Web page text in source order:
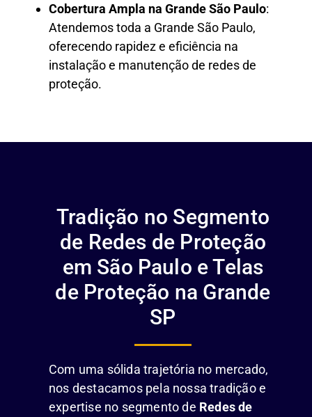
Cobertura Ampla na Grande São Paulo:
Atendemos toda a Grande São Paulo,
oferecendo rapidez e eficiência na
instalação e manutenção de redes de
proteção.
Tradição no Segmento
de Redes de Proteção
em São Paulo e Telas
de Proteção na Grande
SP
Com uma sólida trajetória no mercado,
nos destacamos pela nossa tradição e
expertise no segmento de Redes de